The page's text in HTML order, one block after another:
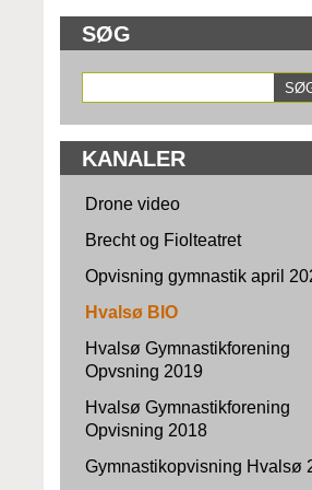
SØG
KANALER
Drone video
Brecht og Fiolteatret
Opvisning gymnastik april
Hvalsø BIO
Hvalsø Gymnastikforening
Opvsning 2019
Hvalsø Gymnastikforening
Opvisning 2018
Gymnastikopvisning Hvalsø